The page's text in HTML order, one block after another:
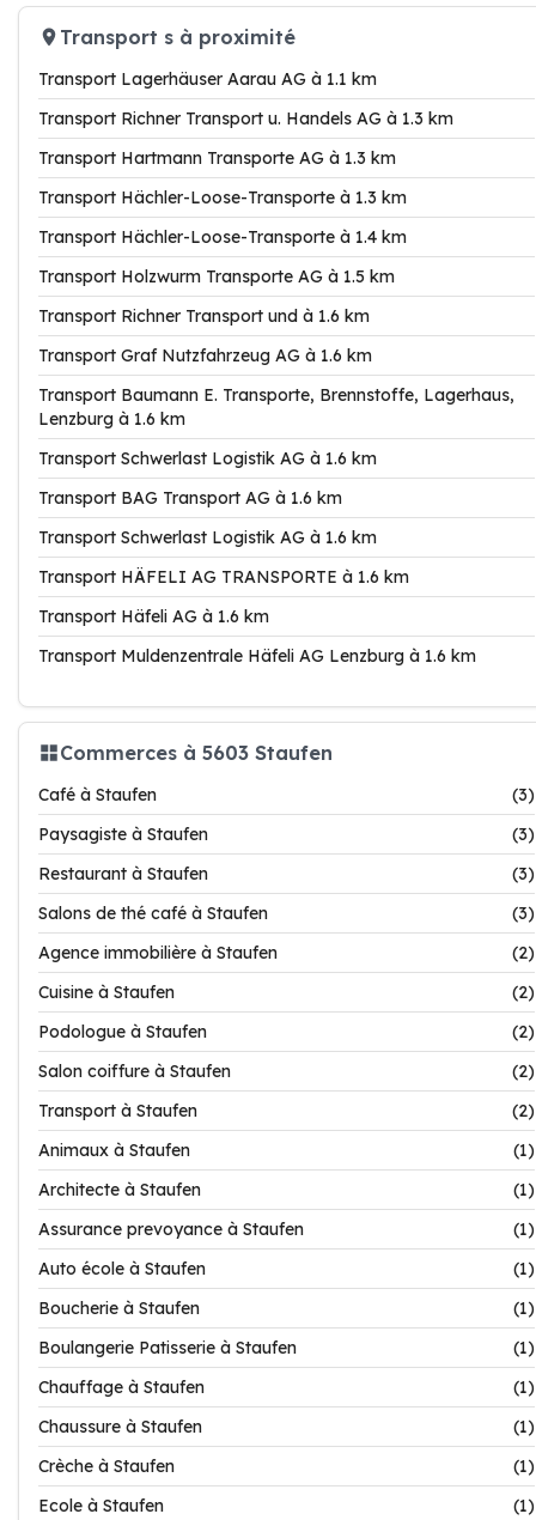
Transport s à proximité
Transport Lagerhäuser Aarau AG à 1.1 km
Transport Richner Transport u. Handels AG à 1.3 km
Transport Hartmann Transporte AG à 1.3 km
Transport Hächler-Loose-Transporte à 1.3 km
Transport Hächler-Loose-Transporte à 1.4 km
Transport Holzwurm Transporte AG à 1.5 km
Transport Richner Transport und à 1.6 km
Transport Graf Nutzfahrzeug AG à 1.6 km
Transport Baumann E. Transporte, Brennstoffe, Lagerhaus,
Lenzburg à 1.6 km
Transport Schwerlast Logistik AG à 1.6 km
Transport BAG Transport AG à 1.6 km
Transport Schwerlast Logistik AG à 1.6 km
Transport HÄFELI AG TRANSPORTE à 1.6 km
Transport Häfeli AG à 1.6 km
Transport Muldenzentrale Häfeli AG Lenzburg à 1.6 km
Commerces à 5603 Staufen
Café à Staufen
(3)
Paysagiste à Staufen
(3)
Restaurant à Staufen
(3)
Salons de thé café à Staufen
(3)
Agence immobilière à Staufen
(2)
Cuisine à Staufen
(2)
Podologue à Staufen
(2)
Salon coiffure à Staufen
(2)
Transport à Staufen
(2)
Animaux à Staufen
(1)
Architecte à Staufen
(1)
Assurance prevoyance à Staufen
(1)
Auto école à Staufen
(1)
Boucherie à Staufen
(1)
Boulangerie Patisserie à Staufen
(1)
Chauffage à Staufen
(1)
Chaussure à Staufen
(1)
Crèche à Staufen
(1)
Ecole à Staufen
(1)